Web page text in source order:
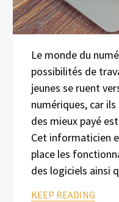
Le monde du
possibilités de
jeunes se ruent
numériques, car
des mieux payé
Cet informaticien
place les
des logiciels ainsi
KEEP READING